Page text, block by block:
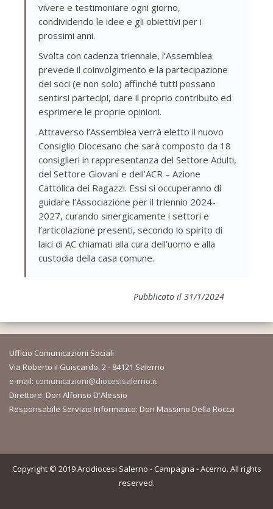
vivere e testimoniare ogni giorno,
condividendo le idee e gli obiettivi per i
prossimi anni.
Svolta con cadenza triennale, l’Assemblea
prevede il coinvolgimento e la partecipazione
dei soci (e non solo) affinché tutti possano
sentirsi partecipi, dare il proprio contributo ed
esprimere le proprie opinioni.
Attraverso l’Assemblea verrà eletto il nuovo
Consiglio Diocesano che sarà composto da 18
consiglieri in rappresentanza del Settore Adulti,
del Settore Giovani e dell’ACR – Azione
Cattolica dei Ragazzi. Essi si occuperanno di
guidare l’Associazione per il triennio 2024-
2027, curando sinergicamente i settori e
l’articolazione presenti, secondo lo spirito di
laici di AC chiamati alla cura dell’uomo e alla
custodia della casa comune.
Pubblicato il 31/1/2024
Ufficio Comunicazioni Sociali
Via Roberto il Guiscardo, 2 - 84121 Salerno
e-mail: comunicazioni@diocesisalerno.it
Direttore: Don Alfonso D'Alessio
Responsabile Servizio Informatico: Don Massimo Della Rocca
Copyright © 2019 Arcidiocesi Salerno - Campagna - Acerno. All rights
reserved.